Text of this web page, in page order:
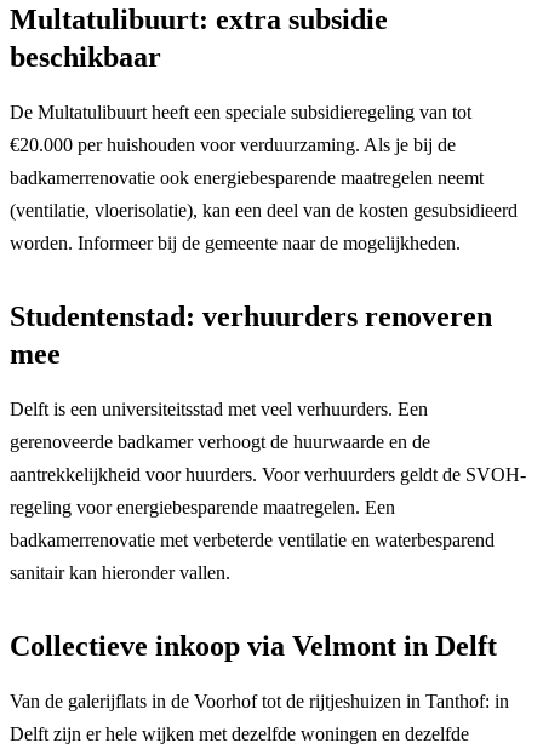
Multatulibuurt: extra subsidie
beschikbaar
De Multatulibuurt heeft een speciale subsidieregeling van tot
€20.000 per huishouden voor verduurzaming. Als je bij de
badkamerrenovatie ook energiebesparende maatregelen neemt
(ventilatie, vloerisolatie), kan een deel van de kosten gesubsidieerd
worden. Informeer bij de gemeente naar de mogelijkheden.
Studentenstad: verhuurders renoveren
mee
Delft is een universiteitsstad met veel verhuurders. Een
gerenoveerde badkamer verhoogt de huurwaarde en de
aantrekkelijkheid voor huurders. Voor verhuurders geldt de SVOH-
regeling voor energiebesparende maatregelen. Een
badkamerrenovatie met verbeterde ventilatie en waterbesparend
sanitair kan hieronder vallen.
Collectieve inkoop via Velmont in Delft
Van de galerijflats in de Voorhof tot de rijtjeshuizen in Tanthof: in
Delft zijn er hele wijken met dezelfde woningen en dezelfde